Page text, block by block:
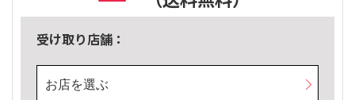
受け取り店舗：
お店を選ぶ